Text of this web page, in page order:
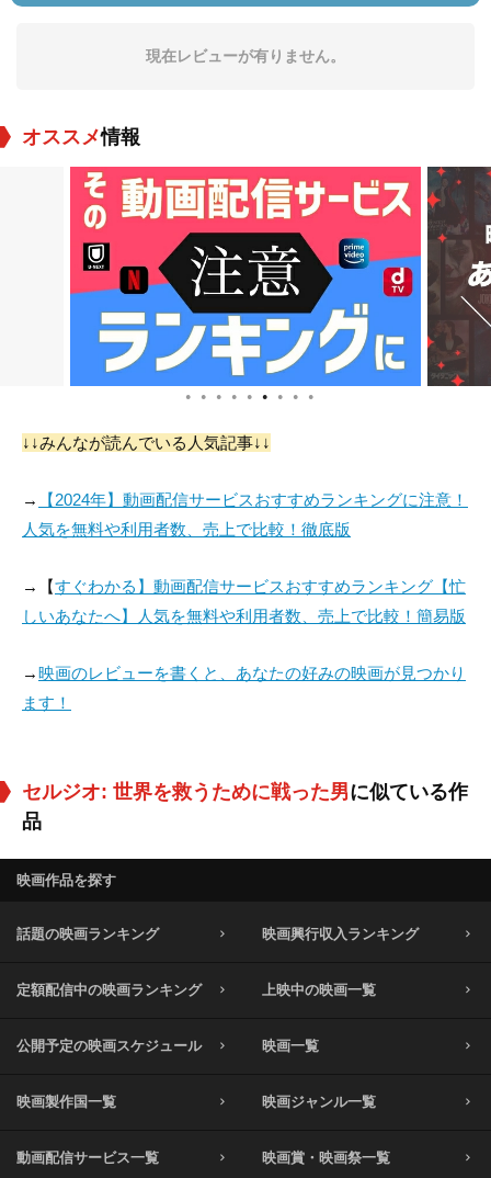
João Barreto
役：Adrien, 13 Year
Osama bin Laden
役：Self (archive fo
otage)
Sameera Asir
役：Nadya
現在レビューが有りません。
オススメ情報
● ● ● ● ● ● ● ● ●
↓↓みんなが読んでいる人気記事↓↓
→
【2024年】動画配信サービスおすすめランキングに注意！
人気を無料や利用者数、売上で比較！徹底版
→【すぐわかる】動画配信サービスおすすめランキング【忙
しいあなたへ】人気を無料や利用者数、売上で比較！簡易版
→映画のレビューを書くと、あなたの好みの映画が見つかり
ます！
セルジオ: 世界を救うために戦った男に似ている作
品
映画作品を探す
話題の映画ランキング 映画興行収入ランキング
定額配信中の映画ランキング 上映中の映画一覧
公開予定の映画スケジュール 映画一覧
映画製作国一覧 映画ジャンル一覧
動画配信サービス一覧 映画賞・映画祭一覧